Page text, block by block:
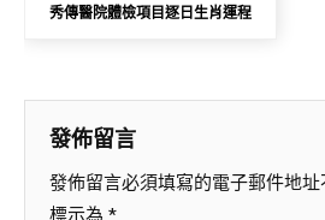
秀傳醫院體檢項目逐日生肖運程
發佈留言
發佈留言必須填寫的電子郵件地址
標示為 *